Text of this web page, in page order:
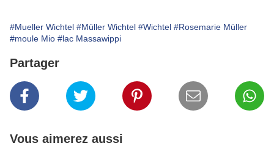
#Mueller Wichtel #Müller Wichtel #Wichtel #Rosemarie Müller
#moule Mio #lac Massawippi
Partager
Vous aimerez aussi